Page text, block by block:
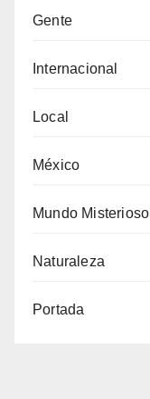
Gente
Internacional
Local
México
Mundo Misterioso
Naturaleza
Portada